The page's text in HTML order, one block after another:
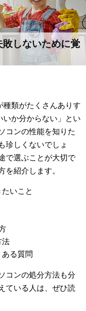
しないために覚
種類がたくさんありす
いか分からない」とい
コンの性能を知りた
珍しくないでしょ
で選ぶことが大切で
を紹介します。
いこと
法
る質問
コンの処分方法も分
ている人は、ぜひ読